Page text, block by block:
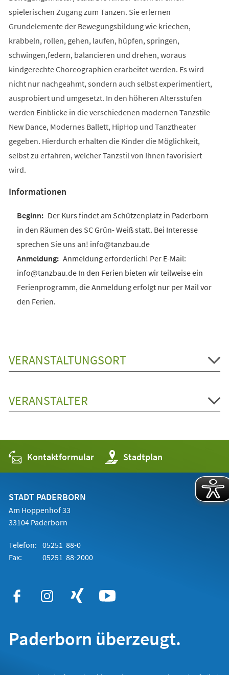
spielerischen Zugang zum Tanzen. Sie erlernen
Grundelemente der Bewegungsbildung wie kriechen,
krabbeln, rollen, gehen, laufen, hüpfen, springen,
schwingen,federn, balancieren und drehen, woraus
kindgerechte Choreographien erarbeitet werden. Es wird
nicht nur nachgeahmt, sondern auch selbst experimentiert,
ausprobiert und umgesetzt. In den höheren Altersstufen
werden Einblicke in die verschiedenen modernen Tanzstile
New Dance, Modernes Ballett, HipHop und Tanztheater
gegeben. Hierdurch erhalten die Kinder die Möglichkeit,
selbst zu erfahren, welcher Tanzstil von Ihnen favorisiert
wird.
Informationen
Der Kurs findet am Schützenplatz in Paderborn
in den Räumen des SC Grün- Weiß statt. Bei Interesse
sprechen Sie uns an! info@tanzbau.de
Anmeldung erforderlich! Per E-Mail:
info@tanzbau.de In den Ferien bieten wir teilweise ein
Ferienprogramm, die Anmeldung erfolgt nur per Mail vor
den Ferien.
VERANSTALTUNGSORT
VERANSTALTER
Kontaktformular Stadtplan
(Öffnet
in
einem
STADT PADERBORN
Am Hoppenhof 33
33104 Paderborn
Telefon: 05251 88-0
Fax:
05251 88-2000
Paderborn überzeugt.